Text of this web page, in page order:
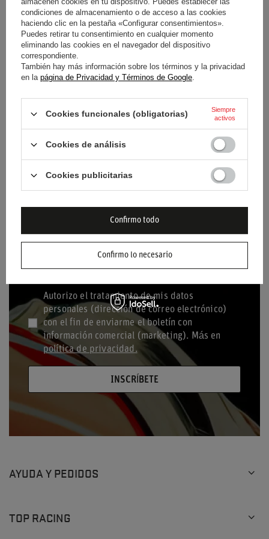
179,80 € artículo
Precio más bajo en 30 días antes
del descuento:209,90 €
Precio normal:299,90 € -40%
224,50 € artículo
Precio más bajo en 30 días antes
Precio normal: 374,30 € -40%
BOLETÍN
Introduzca su dirección de correo electrónico
Autorizo el tratamiento de mis datos
personales (dirección de correo electrónico)
con el fin de enviarme el boletín con
información comercial (marketing). Más en
política de privacidad.
INSCRÍBETE
AYUDA Y PEDIDOS
TOP RACING
condiciones de almacenamiento o de acceso a las cookies
haciendo clic en la pestaña «Configurar consentimientos».
Puedes retirar tu consentimiento en cualquier momento
eliminando las cookies en el navegador del dispositivo
correspondiente.
También hay más información sobre los términos y la privacidad
en la página de Privacidad y Términos de Google.
Cookies funcionales (obligatorias)
Siempre
activos
Cookies de análisis
Cookies publicitarias
Confirmo lo necesario
Confirmo todo